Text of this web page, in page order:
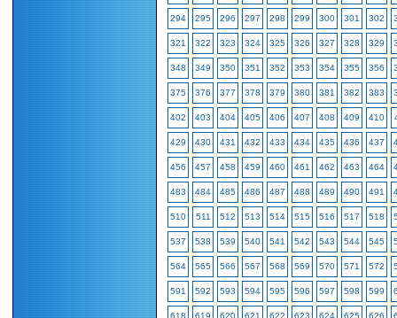
294 295 296 297 298 299 300 301 302
321 322 323 324 325 326 327 328 329
348 349 350 351 352 353 354 355 356
375 376 377 378 379 380 381 382 383
402 403 404 405 406 407 408 409 410
429 430 431 432 433 434 435 436 437
456 457 458 459 460 461 462 463 464
483 484 485 486 487 488 489 490 491
510 511 512 513 514 515 516 517 518
537 538 539 540 541 542 543 544 545
564 565 566 567 568 569 570 571 572
591 592 593 594 595 596 597 598 599
618 619 620 621 622 623 624 625 626